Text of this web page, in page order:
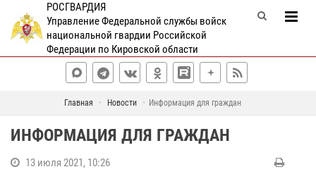
РОСГВАРДИЯ
Управление Федеральной службы войск
национальной гвардии Российской
Федерации по Кировской области
Главная Новости Информация для граждан
ИНФОРМАЦИЯ ДЛЯ ГРАЖДАН
13 июля 2021, 10:26